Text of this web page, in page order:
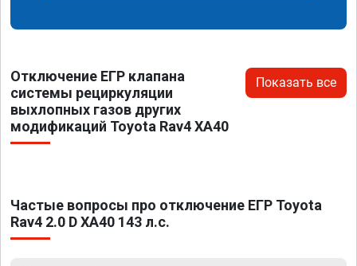
Отключение ЕГР клапана
системы рециркуляции
выхлопных газов других
модификаций Toyota Rav4 XA40
Показать все
Частые вопросы про отключение ЕГР Toyota
Rav4 2.0 D XA40 143 л.с.